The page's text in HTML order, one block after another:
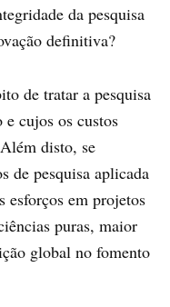
da pesquisa
definitiva?
de tratar a pesquisa
cujos os custos
disto, se
de pesquisa aplicada
esforços em projetos
puras, maior
global no fomento